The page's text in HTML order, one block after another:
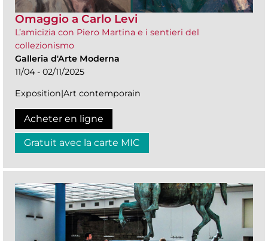
Omaggio a Carlo Levi
L’amicizia con Piero Martina e i sentieri del
collezionismo
Galleria d'Arte Moderna
11/04 - 02/11/2025
Exposition|Art contemporain
Acheter en ligne
Gratuit avec la carte MIC